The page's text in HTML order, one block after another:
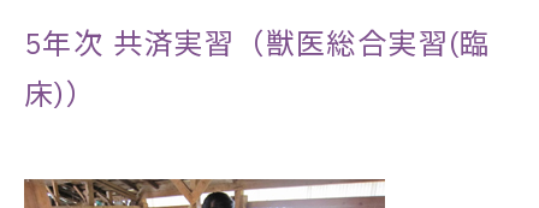
5年次 共済実習（獣医総合実習(臨
床)）